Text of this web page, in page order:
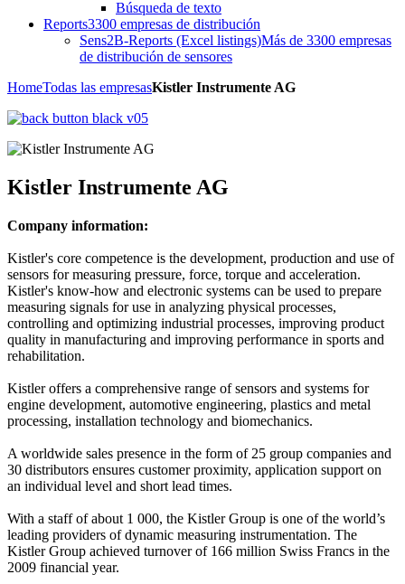
Búsqueda de texto
Reports3300 empresas de distribución
Sens2B-Reports (Excel listings)Más de 3300 empresas
de distribución de sensores
HomeTodas las empresasKistler Instrumente AG
Kistler Instrumente AG
Company information:
Kistler's core competence is the development, production and use of
sensors for measuring pressure, force, torque and acceleration.
Kistler's know-how and electronic systems can be used to prepare
measuring signals for use in analyzing physical processes,
controlling and optimizing industrial processes, improving product
quality in manufacturing and improving performance in sports and
rehabilitation.
Kistler offers a comprehensive range of sensors and systems for
engine development, automotive engineering, plastics and metal
processing, installation technology and biomechanics.
A worldwide sales presence in the form of 25 group companies and
30 distributors ensures customer proximity, application support on
an individual level and short lead times.
With a staff of about 1 000, the Kistler Group is one of the world’s
leading providers of dynamic measuring instrumentation. The
Kistler Group achieved turnover of 166 million Swiss Francs in the
2009 financial year.